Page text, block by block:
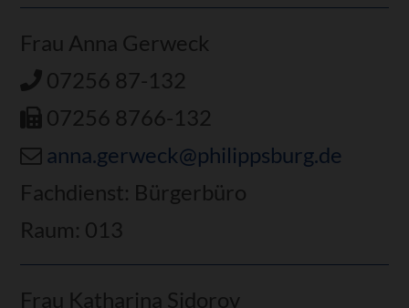
Frau Anna Gerweck
07256 87-132
07256 8766-132
anna.gerweck@philippsburg.de
Fachdienst: Bürgerbüro
Raum: 013
Frau Katharina Sidorov